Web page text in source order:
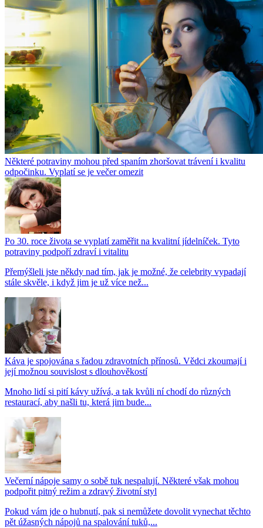
Některé potraviny mohou před spaním zhoršovat trávení i kvalitu
odpočinku. Vyplatí se je večer omezit
Po 30. roce života se vyplatí zaměřit na kvalitní jídelníček. Tyto
potraviny podpoří zdraví i vitalitu
Přemýšleli jste někdy nad tím, jak je možné, že celebrity vypadají
stále skvěle, i když jim je už více než...
Káva je spojována s řadou zdravotních přínosů. Vědci zkoumají i
její možnou souvislost s dlouhověkostí
Mnoho lidí si pití kávy užívá, a tak kvůli ní chodí do různých
restaurací, aby našli tu, která jim bude...
Večerní nápoje samy o sobě tuk nespalují. Některé však mohou
podpořit pitný režim a zdravý životní styl
Pokud vám jde o hubnutí, pak si nemůžete dovolit vynechat těchto
pět úžasných nápojů na spalování tuků,...